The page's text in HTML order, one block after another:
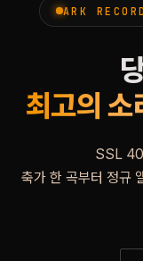
ARK
최고의 소
SSL
축가 한 곡부터 정규